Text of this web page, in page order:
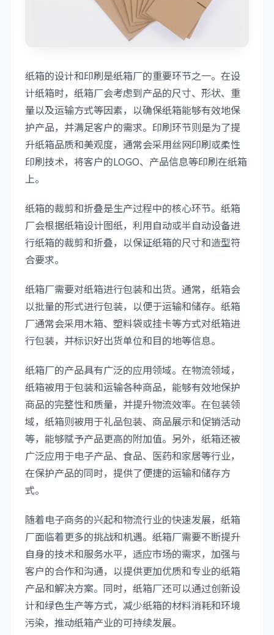
纸箱的设计和印刷是纸箱厂的重要环节之一。在设
计纸箱时，纸箱厂会考虑到产品的尺寸、形状、重
量以及运输方式等因素，以确保纸箱能够有效地保
护产品，并满足客户的需求。印刷环节则是为了提
升纸箱品质和美观度，通常会采用丝网印刷或柔性
印刷技术，将客户的LOGO、产品信息等印刷在纸箱
上。
纸箱的裁剪和折叠是生产过程中的核心环节。纸箱
厂会根据纸箱设计图纸，利用自动或半自动设备进
行纸箱的裁剪和折叠，以保证纸箱的尺寸和造型符
合要求。
纸箱厂需要对纸箱进行包装和出货。通常，纸箱会
以批量的形式进行包装，以便于运输和储存。纸箱
厂通常会采用木箱、塑料袋或挂卡等方式对纸箱进
行包装，并标识好出货单位和目的地等信息。
纸箱厂的产品具有广泛的应用领域。在物流领域，
纸箱被用于包装和运输各种商品，能够有效地保护
商品的完整性和质量，并提升物流效率。在包装领
域，纸箱则被用于礼品包装、商品展示和促销活动
等，能够赋予产品更高的附加值。另外，纸箱还被
广泛应用于电子产品、食品、医药和家居等行业，
在保护产品的同时，提供了便捷的运输和储存方
式。
随着电子商务的兴起和物流行业的快速发展，纸箱
厂面临着更多的挑战和机遇。纸箱厂需要不断提升
自身的技术和服务水平，适应市场的需求，加强与
客户的合作和沟通，以提供更加优质和专业的纸箱
产品和解决方案。同时，纸箱厂还可以通过创新设
计和绿色生产等方式，减少纸箱的材料消耗和环境
污染，推动纸箱产业的可持续发展。